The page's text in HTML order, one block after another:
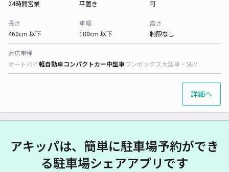
24時間営業 平置き 可
長さ
460cm 以下
車幅
180cm 以下
高さ
制限なし
対応車種
オートバイ軽自動車コンパクトカー中型車ワンボックス大型車・SUV
詳細へ
アキッパは、簡単に駐車場予約ができ
る駐車場シェアアプリです